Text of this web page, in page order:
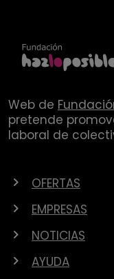
Web de
pretende
laboral de
OFERTAS
EMPRESAS
NOTICIAS
AYUDA